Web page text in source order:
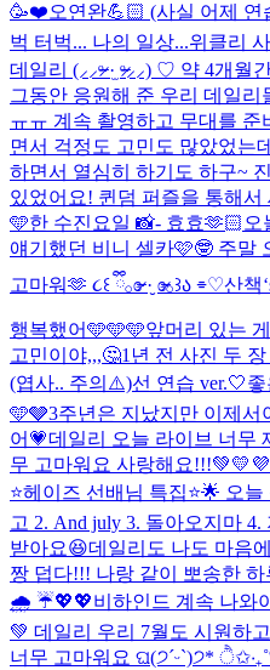
🥳❤️오연완💪🏻 (사실 어제
벅 터벅... 나의 일상...위클리
데일리 (⸝⸝ᵒ̴̶̷ ·̫ ᵒ̴̶̷⸝⸝) ♡ 약 4개월
그동안 응원해 준 우리 데일
ㅠㅠ 계속 촬영하고 무대를 준
면서 걱정도 고민도 많았었는
하면서 열심히 하기도 하구~
있었어요! 퀸덤 퍼즐을 통해서
🩵한 수진요일 📸- 효효🫶🏻 오
얘기했던 비니 셀카🩷🤓 주말
고마워🫶 ૮꒰ ྀི𓂂ɞ̴̶̷ ·̮ ɞ̴̶̷𓂂꒱ა ⌯♡산책
행복했어🩵🩵🩵앞머리 있는
고민이야,,,🤔1년 전 사진 두 장
(엽사.. 주의⚠️)선 연습 ver.🤍
🩵🩶3주년은 지났지만 이제서
어💗데일리 오늘 라이브 너무
무 고마워요 사랑해요!!!💚💛💜
⭐️헤이즈 선배님 특집⭐️🌟 오
고 2. And july 3. 돌아오지마
받아요😆데일리도 나도 마음
짱 덥다!!! 나랑 같이 뽀송한
🌧️ ☔️💖💖비하인드 계속 나와
💚 데일리 우리 7월도 시원하
너무 고마워요 ଘ(੭ˊᵕˋ)੭*